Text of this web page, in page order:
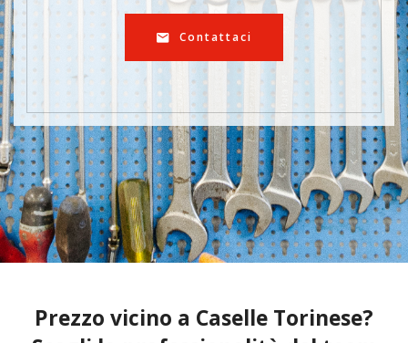
Contattaci
Prezzo vicino a Caselle Torinese?